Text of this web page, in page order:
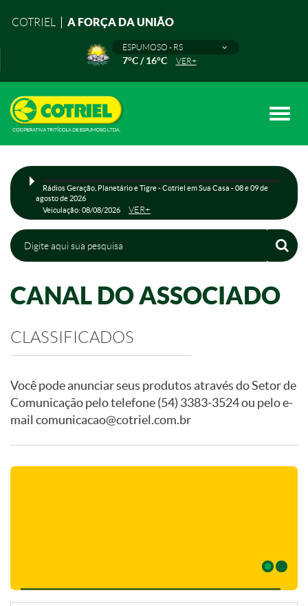
COTRIEL A FORÇA DA UNIÃO
ESPUMOSO - RS
7°C / 16°C VER+
Toggle
Rádios Geração, Planetário e Tigre - Cotriel em Sua Casa - 08 e 09 de
agosto de 2026
Veiculação: 08/08/2026
VER+
CANAL DO ASSOCIADO
CLASSIFICADOS
Você pode anunciar seus produtos através do Setor de
Comunicação pelo telefone(54) 3383-3524ou pelo e-
mail comunicacao@cotriel.com.br
Previous